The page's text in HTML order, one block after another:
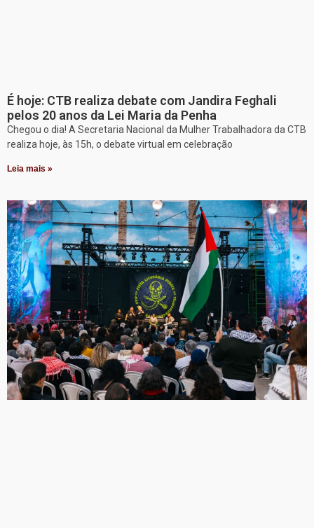
É hoje: CTB realiza debate com Jandira Feghali
pelos 20 anos da Lei Maria da Penha
Chegou o dia! A Secretaria Nacional da Mulher Trabalhadora da CTB
realiza hoje, às 15h, o debate virtual em celebração
Leia mais »